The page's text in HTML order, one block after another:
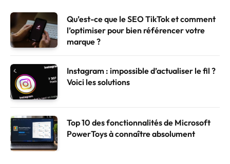
Qu’est-ce que le SEO TikTok et comment
l’optimiser pour bien référencer votre
marque ?
Instagram : impossible d’actualiser le fil ?
Voici les solutions
Top 10 des fonctionnalités de Microsoft
PowerToys à connaître absolument